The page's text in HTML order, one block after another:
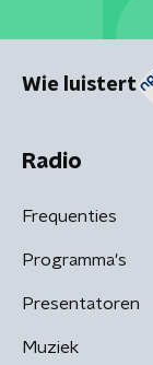
Wie luistert
Radio
Frequenties
Programma's
Presentatoren
Muziek